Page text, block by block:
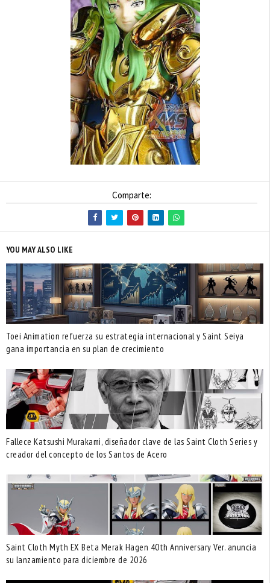
Comparte:
YOU MAY ALSO LIKE
Toei Animation refuerza su estrategia internacional y Saint Seiya
gana importancia en su plan de crecimiento
Fallece Katsushi Murakami, diseñador clave de las Saint Cloth Series y
creador del concepto de los Santos de Acero
Saint Cloth Myth EX Beta Merak Hagen 40th Anniversary Ver. anuncia
su lanzamiento para diciembre de 2026